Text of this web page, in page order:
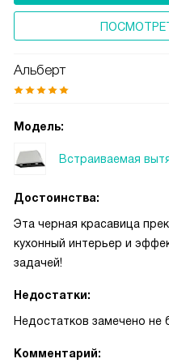
не видите.
Альберт
Модель:
Встраиваемая
Достоинства:
Эта черная красавица
кухонный интерьер и
задачей!
Недостатки:
Недостатков замечено не
Комментарий: